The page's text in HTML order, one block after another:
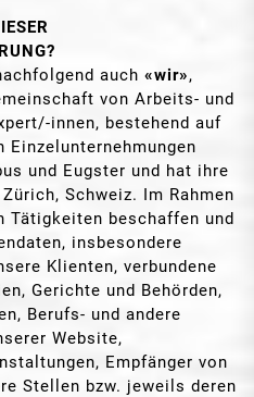
auch «wir»,
von Arbeits- und
innen, bestehend auf
Einzelunternehmungen
und Eugster und hat ihre
Schweiz. Im Rahmen
Tätigkeiten beschaffen und
insbesondere
Klienten, verbundene
Gerichte und Behörden,
Berufs- und andere
Website,
Empfänger von
Stellen bzw. jeweils deren